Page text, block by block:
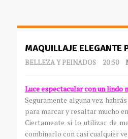
MAQUILLAJE ELEGANTE
BELLEZA Y PEINADOS 20:50
Luce espectacular con un lindo
Seguramente alguna vez
para marcar y resaltar mucho
Ciertamente si lo utilizar de
combinarlo con casi cualquier